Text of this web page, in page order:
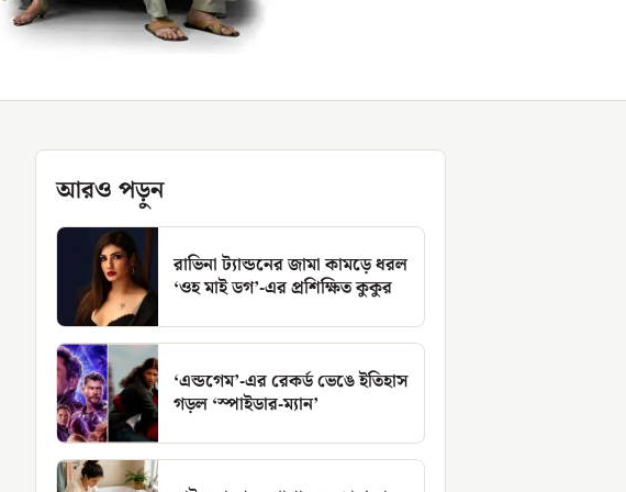
আরও পড়ুন
রাভিনা ট্যান্ডনের জামা কামড়ে ধরল
‘ওহ মাই ডগ’-এর প্রশিক্ষিত কুকুর
‘এন্ডগেম’-এর রেকর্ড ভেঙে ইতিহাস
গড়ল ‘স্পাইডার-ম্যান’